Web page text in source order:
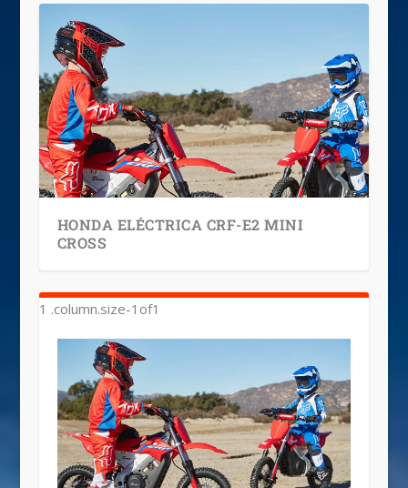
HONDA ELÉCTRICA CRF-E2 MINI
CROSS